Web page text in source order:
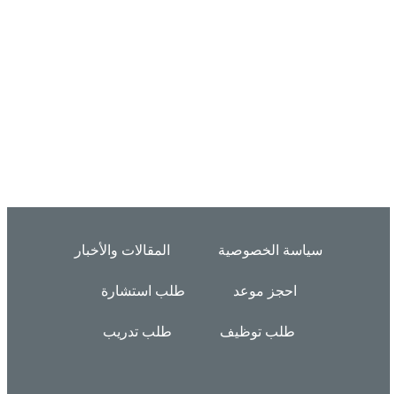
سياسة الخصوصية المقالات والأخبار
احجز موعد طلب استشارة
طلب توظيف طلب تدريب